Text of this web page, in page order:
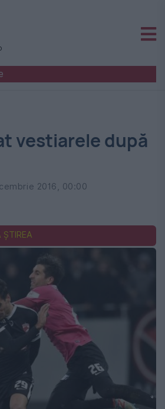
vestiarele după
2016, 00:00
ȘTIREA